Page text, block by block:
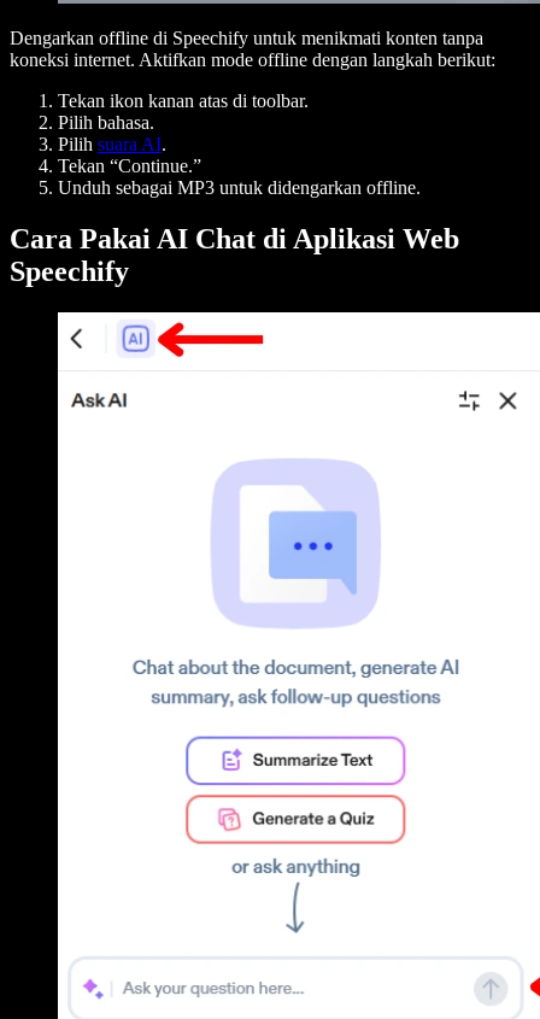
Dengarkan offline di Speechify untuk menikmati konten tanpa
koneksi internet. Aktifkan mode offline dengan langkah berikut:
Tekan ikon kanan atas di toolbar.
Pilih bahasa.
Pilih suara AI.
Tekan “Continue.”
Unduh sebagai MP3 untuk didengarkan offline.
Cara Pakai AI Chat di Aplikasi Web
Speechify